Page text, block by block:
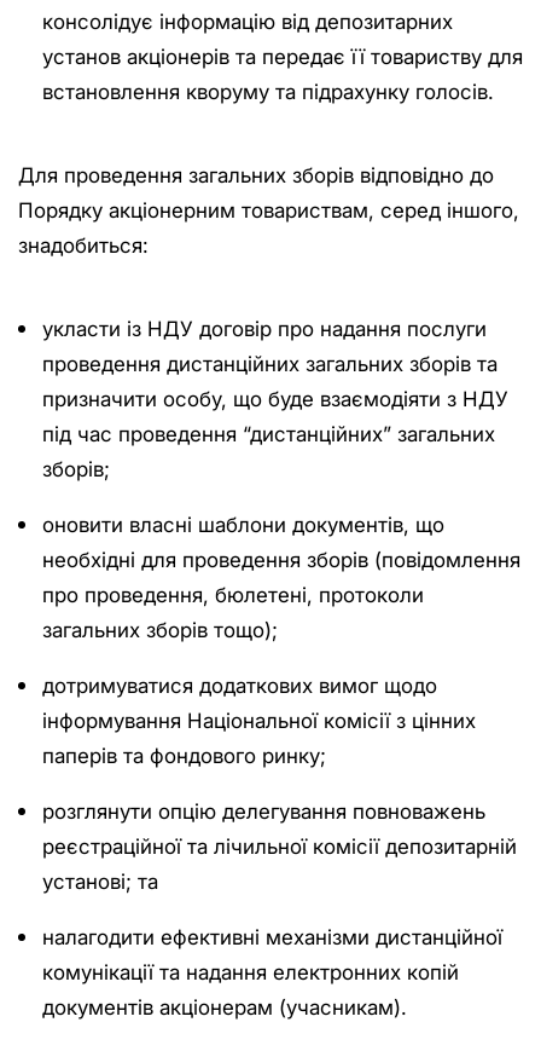
консолідує інформацію від депозитарних
установ акціонерів та передає її товариству для
встановлення кворуму та підрахунку голосів.
Для проведення загальних зборів відповідно до
Порядку акціонерним товариствам, серед іншого,
знадобиться:
укласти із НДУ договір про надання послуги
проведення дистанційних загальних зборів та
призначити особу, що буде взаємодіяти з НДУ
під час проведення “дистанційних” загальних
зборів;
оновити власні шаблони документів, що
необхідні для проведення зборів (повідомлення
про проведення, бюлетені, протоколи
загальних зборів тощо);
дотримуватися додаткових вимог щодо
інформування Національної комісії з цінних
паперів та фондового ринку;
розглянути опцію делегування повноважень
реєстраційної та лічильної комісії депозитарній
установі; та
налагодити ефективні механізми дистанційної
комунікації та надання електронних копій
документів акціонерам (учасникам).